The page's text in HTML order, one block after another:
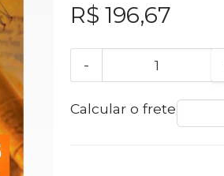
R$ 196,67
-
Calcular o frete